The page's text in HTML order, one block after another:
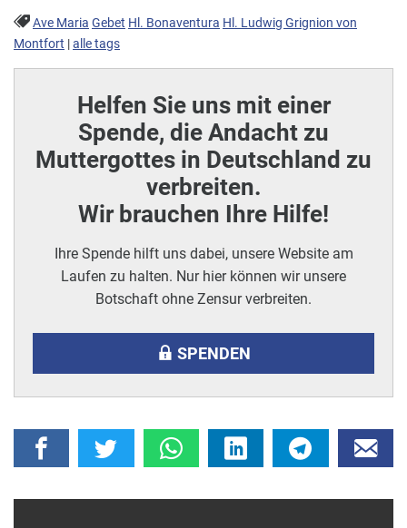
Ave Maria Gebet Hl. Bonaventura Hl. Ludwig Grignion von
Montfort |alle tags
Helfen Sie uns mit einer
Spende, die Andacht zu
Muttergottes in Deutschland zu
verbreiten.
Wir brauchen Ihre Hilfe!
Ihre Spende hilft uns dabei, unsere Website am
Laufen zu halten. Nur hier können wir unsere
Botschaft ohne Zensur verbreiten.
SPENDEN